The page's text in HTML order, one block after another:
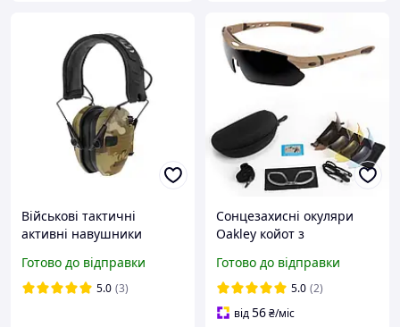
Військові тактичні
активні навушники
Армійські захисні
протишумні навушники
Готово до відправки
5.0 (3)
Сонцезахисні окуляри
Oakley койот з
size+.PeremogaUA
Готово до відправки
5.0 (2)
від56₴/міс